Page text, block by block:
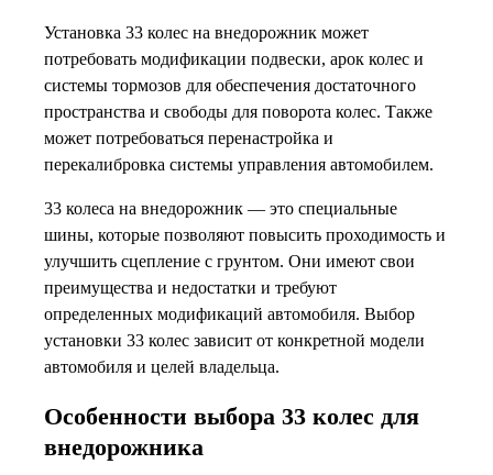
Установка 33 колес на внедорожник может
потребовать модификации подвески, арок колес и
системы тормозов для обеспечения достаточного
пространства и свободы для поворота колес. Также
может потребоваться перенастройка и
перекалибровка системы управления автомобилем.
33 колеса на внедорожник — это специальные
шины, которые позволяют повысить проходимость и
улучшить сцепление с грунтом. Они имеют свои
преимущества и недостатки и требуют
определенных модификаций автомобиля. Выбор
установки 33 колес зависит от конкретной модели
автомобиля и целей владельца.
Особенности выбора 33 колес для
внедорожника